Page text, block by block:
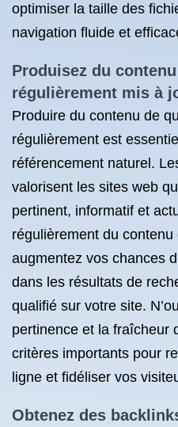
optimiser la taille des
navigation fluide et
Produisez du
régulièrement mis à
Produire du contenu de
régulièrement est
référencement naturel.
valorisent les sites web
pertinent, informatif et
régulièrement du
augmentez vos chances
dans les résultats de
qualifié sur votre site.
pertinence et la fraîcheur
critères importants pour
ligne et fidéliser vos
Obtenez des